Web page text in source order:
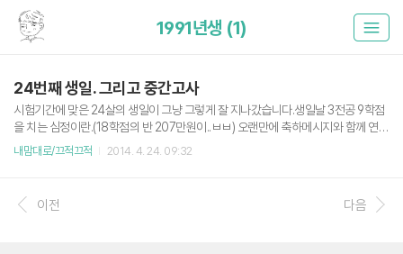
1991년생 (1)
24번째 생일. 그리고 중간고사
시험기간에 맞은 24살의 생일이 그냥 그렇게 잘 지나갔습니다.생일날 3전공 9학점
을 치는 심정이란.(18학점의 반 207만원이..ㅂㅂ) 오랜만에 축하메시지와 함께 연락
온 오랜 친구들. 지인들. 무소식이 희소식인 것 같습니다. 촛불로 캠프파이어하기 파
내맘대로/끄적끄적 2014. 4. 24. 09:32
이전 다음